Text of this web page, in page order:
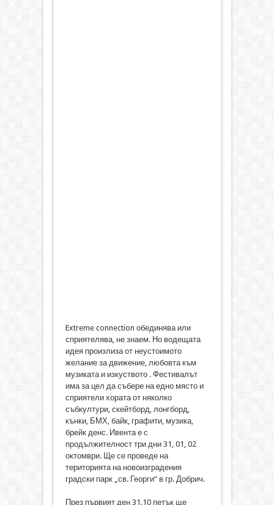
Extreme connection обединява или
сприятелява, не знаем. Но водещата
идея произлиза от неустоимото
желание за движение, любовта към
музиката и изкуството . Фестивалът
има за цел да събере на едно място и
сприятели хората от няколко
събкултури, скейтборд, лонгборд,
кънки, БМХ, байк, графити, музика,
брейк денс. Ивента е с
продължителност три дни 31, 01, 02
октомври. Ще се проведе на
територията на новоизградения
градски парк „св. Георги“ в гр. Добрич.
През първият ден 31.10 петък ще